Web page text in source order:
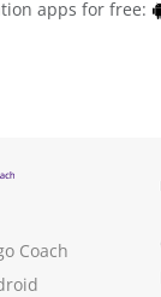
apps for free:
Coach